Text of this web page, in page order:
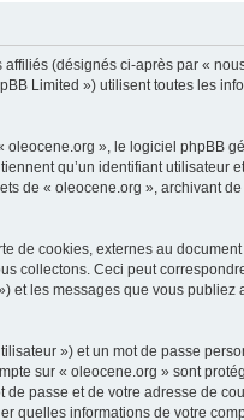
(désignés ci-après par «
Limited ») utilisent toutes les
», le logiciel phpBB
qu’un identifiant
de « oleocene.org », archivant
de cookies, externes au
collectons. Ceci peut
et les messages que vous
») et un mot de passe
sur « oleocene.org » sont
passe et de votre adresse de
quelles informations de votre